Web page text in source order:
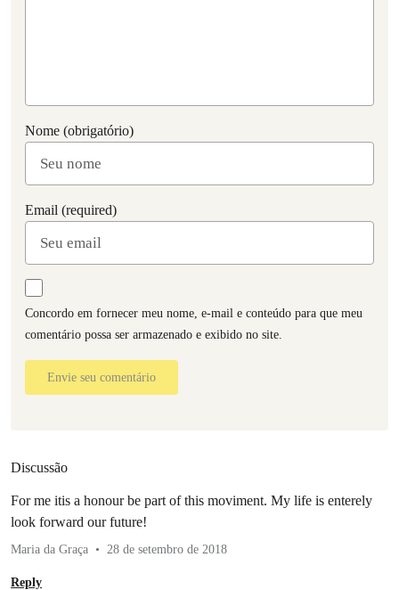
Nome (obrigatório)
Email (required)
Concordo em fornecer meu nome, e-mail e conteúdo para que meu
comentário possa ser armazenado e exibido no site.
Envie seu comentário
Discussão
For me itis a honour be part of this moviment. My life is enterely
look forward our future!
Maria da Graça 28 de setembro de 2018
Reply